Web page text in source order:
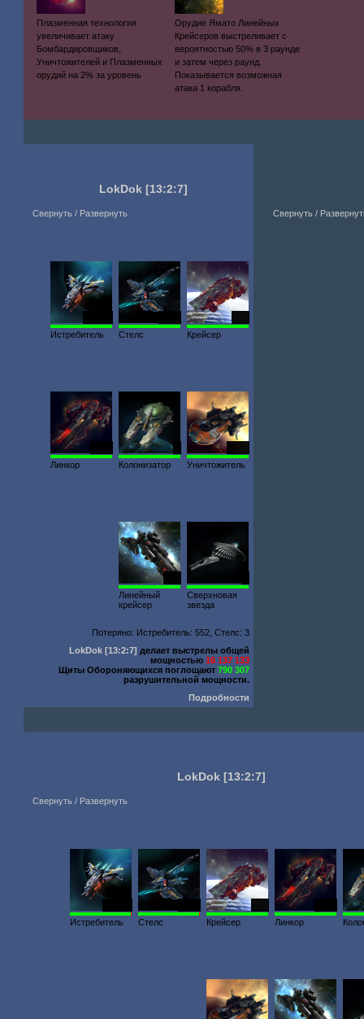
Плазменная технология
увеличивает атаку
Бомбардировщиков,
Уничтожителей и Плазменных
орудий на 2% за уровень
Орудие Ямато Линейных
Крейсеров выстреливает с
вероятностью 50% в 3 раунде
и затем через раунд.
Показывается возможная
атака 1 корабля.
LokDok [13:2:7]
Свернуть / Развернуть
Истребитель
Стелс
Крейсер
Линкор
Колонизатор
Уничтожитель
Линейный
крейсер
Сверхновая
звезда
Потеряно: Истребитель: 552, Стелс: 3
LokDok [13:2:7] делает выстрелы общей
мощностью16 137 133
Щиты Обороняющихся поглощают790 307
разрушительной мощности.
Подробности
Свернуть /
LokDok [13:2:7]
Свернуть / Развернуть
Истребитель
Стелс
Крейсер
Линкор